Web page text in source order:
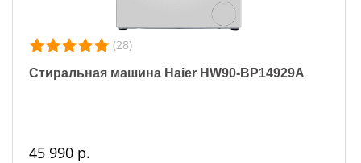
(28)
Стиральная машина Haier HW90-BP14929A
45 990 р.